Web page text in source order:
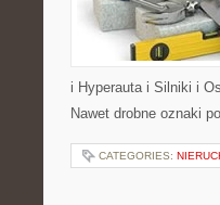
i Hyperauta i Silniki i
Nawet drobne oznaki
CATEGORIES: